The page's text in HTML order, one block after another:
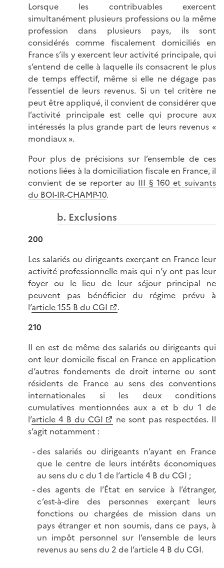
Lorsque les contribuables exercent
simultanément plusieurs professions ou la même
profession dans plusieurs pays, ils sont
considérés comme fiscalement domiciliés en
France s’ils y exercent leur activité principale, qui
s’entend de celle à laquelle ils consacrent le plus
de temps effectif, même si elle ne dégage pas
l’essentiel de leurs revenus. Si un tel critère ne
peut être appliqué, il convient de considérer que
l’activité principale est celle qui procure aux
intéressés la plus grande part de leurs revenus «
mondiaux ».
Pour plus de précisions sur l’ensemble de ces
notions liées à la domiciliation fiscale en France, il
convient de se reporter au III § 160 et suivants
du BOI-IR-CHAMP-10.
b. Exclusions
200
Les salariés ou dirigeants exerçant en France leur
activité professionnelle mais qui n’y ont pas leur
foyer ou le lieu de leur séjour principal ne
peuvent pas bénéficier du régime prévu à
l’article 155 B du CGI
.
210
Il en est de même des salariés ou dirigeants qui
ont leur domicile fiscal en France en application
d’autres fondements de droit interne ou sont
résidents de France au sens des conventions
internationales si les deux conditions
cumulatives mentionnées aux a et b du 1 de
l’article 4 B du CGI
ne sont pas respectées. Il
s’agit notamment :
des salariés ou dirigeants n’ayant en France
que le centre de leurs intérêts économiques
au sens du c du 1 de l’article 4 B du CGI ;
des agents de l’État en service à l’étranger,
c’est-à-dire des personnes exerçant leurs
fonctions ou chargées de mission dans un
pays étranger et non soumis, dans ce pays, à
un impôt personnel sur l’ensemble de leurs
revenus au sens du 2 de l’article 4 B du CGI.